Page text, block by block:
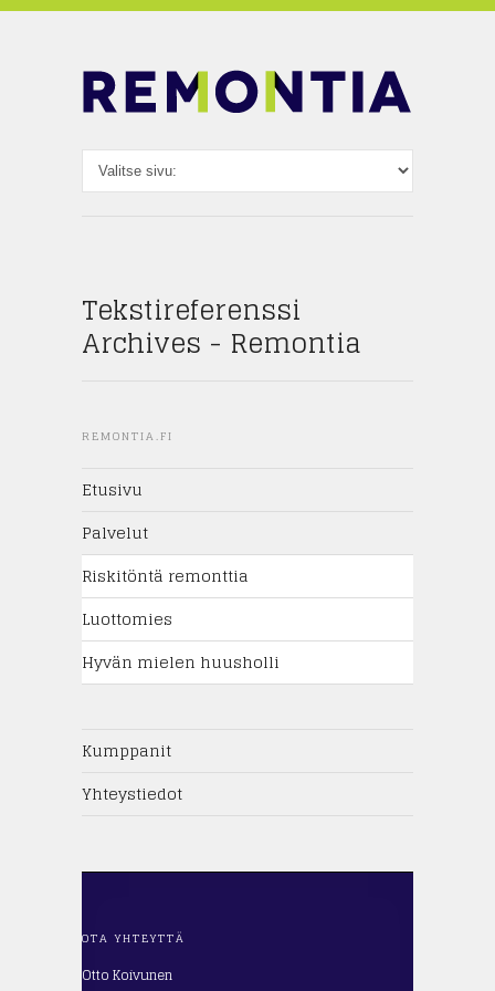
Tekstireferenssi
Archives - Remontia
REMONTIA.FI
Etusivu
Palvelut
Riskitöntä remonttia
Luottomies
Hyvän mielen huusholli
Kumppanit
Yhteystiedot
OTA YHTEYTTÄ
Otto Koivunen